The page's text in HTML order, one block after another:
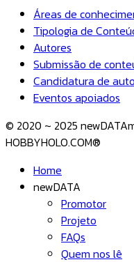
Áreas de
Tipologia de
Autores
Submissão de
Candidatura de
Eventos apoiados
© 2020 ~ 2025
HOBBYHOLO.COM®
Home
newDATA
Promotor
Projeto
FAQs
Quem nos lê